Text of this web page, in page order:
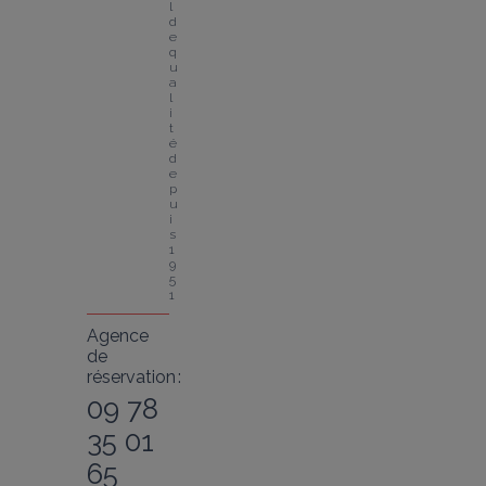
l
d
e
q
u
a
l
i
t
é
d
e
p
u
i
s
1
9
5
1
Agence
de
réservation :
09 78
35 01
65